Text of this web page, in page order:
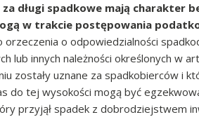
długi spadkowe mają charakter
w trakcie postępowania
orzeczenia o odpowiedzialności
lub innych należności określonych w
zostały uznane za spadkobierców i
do tej wysokości mogą być
przyjął spadek z dobrodziejstwem